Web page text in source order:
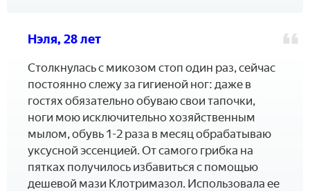
Нэля, 28 лет
Столкнулась с микозом стоп один раз, сейчас
постоянно слежу за гигиеной ног: даже в
гостях обязательно обуваю свои тапочки,
ноги мою исключительно хозяйственным
мылом, обувь 1-2 раза в месяц обрабатываю
уксусной эссенцией. От самого грибка на
пятках получилось избавиться с помощью
дешевой мази Клотримазол. Использовала ее